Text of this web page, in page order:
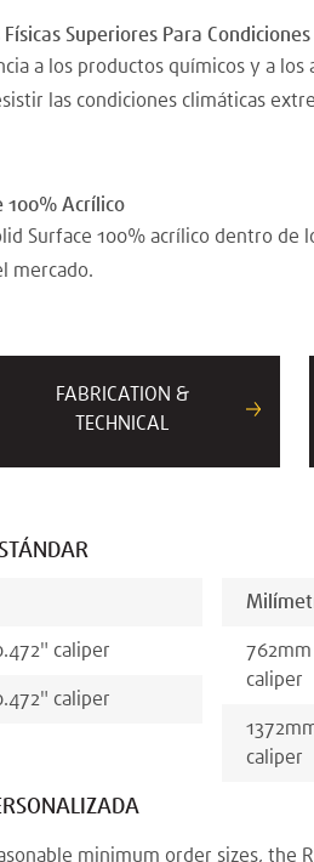
Físicas Superiores Para
a los productos químicos y a los
las condiciones climáticas
100% Acrílico
Surface 100% acrílico dentro de
mercado.
FABRICATION &
TECHNICAL
" caliper
" caliper
762mm
caliper
1372
caliper
minimum order sizes, the